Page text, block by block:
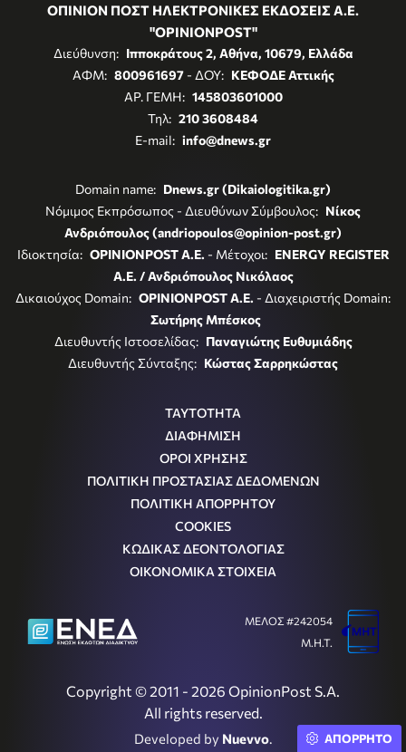
ΟΠΙΝΙΟΝ ΠΟΣΤ ΗΛΕΚΤΡΟΝΙΚΕΣ ΕΚΔΟΣΕΙΣ Α.Ε.
"OPINIONPOST"
Διεύθυνση: Ιπποκράτους 2, Αθήνα, 10679, Ελλάδα
ΑΦΜ: 800961697- ΔΟΥ: ΚΕΦΟΔΕ Αττικής
ΑΡ. ΓΕΜΗ: 145803601000
Τηλ: 210 3608484
E-mail: info@dnews.gr
Domain name: Dnews.gr (Dikaiologitika.gr)
Νόμιμος Εκπρόσωπος - Διευθύνων Σύμβουλος: Νίκος
Ανδριόπουλος (andriopoulos@opinion-post.gr)
Ιδιοκτησία: OPINIONPOST A.E. - Μέτοχοι: ENERGY REGISTER
Α.Ε. / Ανδριόπουλος Νικόλαος
Δικαιούχος Domain: OPINIONPOST A.E. - Διαχειριστής Domain:
Σωτήρης Μπέσκος
Διευθυντής Ιστοσελίδας: Παναγιώτης Ευθυμιάδης
Διευθυντής Σύνταξης: Κώστας Σαρρηκώστας
ΤΑΥΤΟΤΗΤΑ
ΔΙΑΦΗΜΙΣΗ
ΟΡΟΙ ΧΡΗΣΗΣ
ΠΟΛΙΤΙΚΗ ΠΡΟΣΤΑΣΙΑΣ ΔΕΔΟΜΕΝΩΝ
ΠΟΛΙΤΙΚΗ ΑΠΟΡΡΗΤΟΥ
COOKIES
ΚΩΔΙΚΑΣ ΔΕΟΝΤΟΛΟΓΙΑΣ
ΟΙΚΟΝΟΜΙΚΑ ΣΤΟΙΧΕΙΑ
Copyright © 2011 - 2026 OpinionPost S.A.
All rights reserved.
Developed by Nuevvo
ΜΕΛΟΣ #242054
Μ.Η.Τ.
ΑΠΟΡΡΗΤΟ